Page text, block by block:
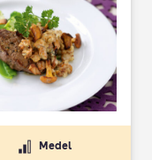
Medel